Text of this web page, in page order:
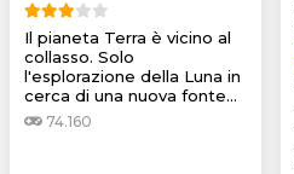
Il pianeta Terra è vicino al
collasso. Solo
l'esplorazione della Luna in
cerca di una nuova fonte...
74.160